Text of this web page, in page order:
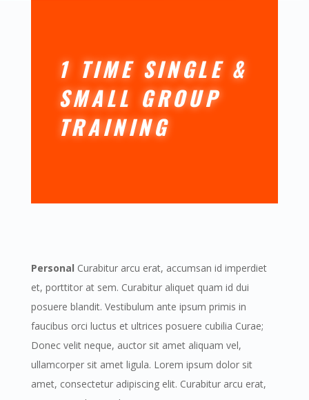
1 TIME SINGLE &
SMALL GROUP
TRAINING
Personal Curabitur arcu erat, accumsan id imperdiet
et, porttitor at sem. Curabitur aliquet quam id dui
posuere blandit. Vestibulum ante ipsum primis in
faucibus orci luctus et ultrices posuere cubilia Curae;
Donec velit neque, auctor sit amet aliquam vel,
ullamcorper sit amet ligula. Lorem ipsum dolor sit
amet, consectetur adipiscing elit. Curabitur arcu erat,